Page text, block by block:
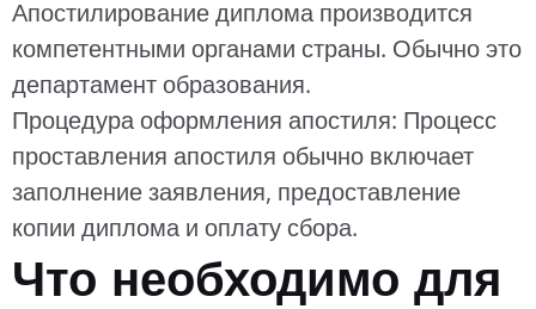
Апостилирование диплома производится
компетентными органами страны. Обычно это
департамент образования.
Процедура оформления апостиля: Процесс
проставления апостиля обычно включает
заполнение заявления, предоставление
копии диплома и оплату сбора.
Что необходимо для